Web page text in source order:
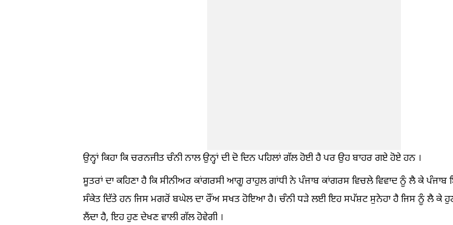
ਉਨ੍ਹਾਂ ਕਿਹਾ ਕਿ ਚਰਨਜੀਤ ਚੰਨੀ ਨਾਲ ਉਨ੍ਹਾਂ ਦੀ ਦੋ ਦਿਨ ਪਹਿਲਾਂ ਗੱਲ ਹੋਈ ਹੈ ਪਰ ਉਹ ਬਾਹਰ ਗਏ ਹੋਏ ਹਨ ।
ਸੂਤਰਾਂ ਦਾ ਕਹਿਣਾ ਹੈ ਕਿ ਸੀਨੀਅਰ ਕਾਂਗਰਸੀ ਆਗੂ ਰਾਹੁਲ ਗਾਂਧੀ ਨੇ ਪੰਜਾਬ ਕਾਂਗਰਸ ਵਿਚਲੇ ਵਿਵਾਦ ਨੂੰ ਲੈ ਕੇ
ਸੰਕੇਤ ਦਿੱਤੇ ਹਨ ਜਿਸ ਮਗਰੋਂ ਬਘੇਲ ਦਾ ਰੌਂਅ ਸਖਤ ਹੋਇਆ ਹੈ। ਚੰਨੀ ਧੜੇ ਲਈ ਇਹ ਸਪੱਸ਼ਟ ਸੁਨੇਹਾ ਹੈ ਜਿਸ ਨੂੰ ਲੈ ਕੇ ਹੁਣ
ਲੈਂਦਾ ਹੈ, ਇਹ ਹੁਣ ਦੇਖਣ ਵਾਲੀ ਗੱਲ ਹੋਵੇਗੀ ।